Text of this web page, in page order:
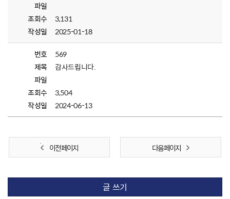
파일
조회수
3,131
작성일
2025-01-18
번호
569
제목
감사드립니다.
파일
조회수
3,504
작성일
2024-06-13
이전 페이지 다음 페이지
글 쓰기